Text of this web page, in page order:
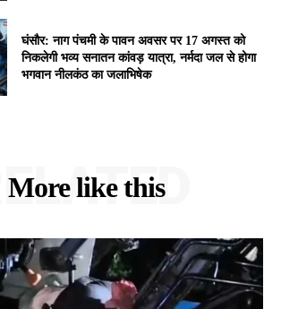
घंसौर: नाग पंचमी के पावन अवसर पर 17 अगस्त को
निकलेगी भव्य सनातन कांवड़ यात्रा, नर्मदा जल से होगा
भगवान नीलकंठ का जलाभिषेक
More like this
RELATED